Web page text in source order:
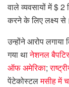
वाले व्यवसायों में $ 2
करने के लिए लक्ष्य से।
उन्होंने आरोप लगाया
गया थानेशनल
ऑफ अमेरिका;
पेंटेकोस्टलमसीह में